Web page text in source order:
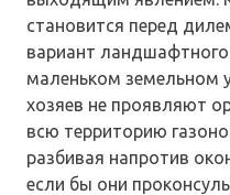
становится перед
вариант
маленьком земельном
хозяев не проявляют
всю территорию
разбивая напротив
если бы они